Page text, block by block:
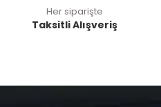
Her siparişte
Taksitli Alışveriş